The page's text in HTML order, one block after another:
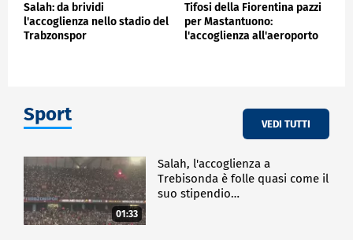
Salah: da brividi
l'accoglienza nello stadio del
Trabzonspor
Tifosi della Fiorentina pazzi
per Mastantuono:
l'accoglienza all'aeroporto
Sport VEDI TUTTI
01:33
Salah, l'accoglienza a
Trebisonda è folle quasi come il
suo stipendio…